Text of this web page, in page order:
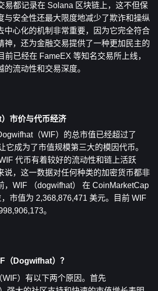
易都记录在 Solana 区块链上，这不但保
与安全性还最大限度地减少了欺诈和操纵
中心化的机制非常重要，因为它完全符合
神，还为金融交易提供了一种更加民主的
前已经在 FameEX 等知名交易所上线，
流动性和交易深度。
市价与代币经济
（WIF）的总市值已经超过了
它成为了市值规模第三大的模因代币。
代币有着较好的流动性和链上活跃
说，这一数据对任何种类的加密货币都非
，WIF （dogwifhat） 在 CoinMarketCap
市值为 2,368,876,471 美元。目前 WIF
。
（Dogwifhat） ？
）有以下两个原因。首先